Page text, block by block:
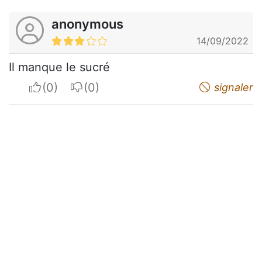
anonymous
14/09/2022
Il manque le sucré
I apreciateI do not appreciate signaler